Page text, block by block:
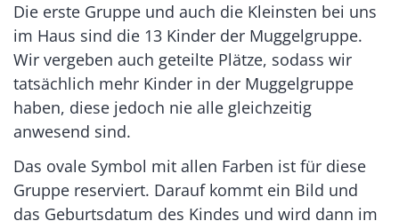
Die erste Gruppe und auch die Kleinsten bei uns
im Haus sind die 13 Kinder der Muggelgruppe.
Wir vergeben auch geteilte Plätze, sodass wir
tatsächlich mehr Kinder in der Muggelgruppe
haben, diese jedoch nie alle gleichzeitig
anwesend sind.
Das ovale Symbol mit allen Farben ist für diese
Gruppe reserviert. Darauf kommt ein Bild und
das Geburtsdatum des Kindes und wird dann im